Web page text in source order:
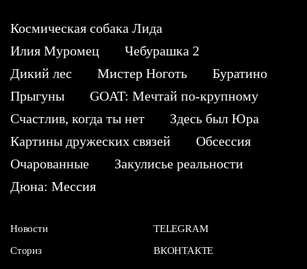
Космическая собака Лида
Илия Муромец
Чебурашка 2
Дикий лес
Мистер Ноготь
Буратино
Прыгуны
GOAT: Мечтай по-крупному
Счастлив, когда ты нет
Здесь был Юра
Картины дружеских связей
Обсессия
Очарованные
Закулисье реальности
Дюна: Мессия
Новости
Сториз
TELEGRAM
ВКОНТАКТЕ